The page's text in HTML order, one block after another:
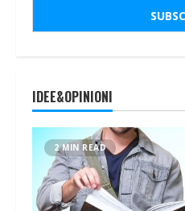
IDEE&OPINIONI
2 MIN READ